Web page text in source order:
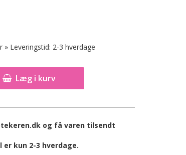
Læg i kurv
» Leveringstid: 2-3 hverdage
og få varen tilsendt
er kun 2-3 hverdage.